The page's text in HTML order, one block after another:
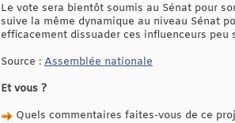
Le vote sera bientôt soumis au Sénat pour
suive la même dynamique au niveau Sénat
efficacement dissuader ces influenceurs
Source : Assemblée nationale
Et vous ?
Quels commentaires faites-vous de ce